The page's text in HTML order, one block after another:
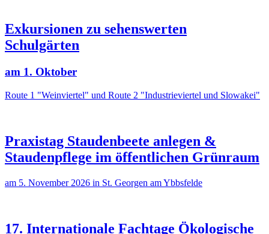
Exkursionen zu sehenswerten
Schulgärten
am 1. Oktober
Route 1 "Weinviertel" und Route 2 "Industrieviertel und Slowakei"
Praxistag Staudenbeete anlegen &
Staudenpflege im öffentlichen Grünraum
am 5. November 2026 in St. Georgen am Ybbsfelde
17. Internationale Fachtage Ökologische